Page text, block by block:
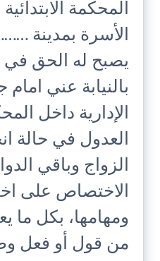
المحكمة
الأسرة بمدينة
يصبح له الحق في
بالنيابة عني
الإدارية داخل
العدول في حالة
الزواج وباقي
الاختصاص على
ومهامها، بكل ما
من قول أو فعل